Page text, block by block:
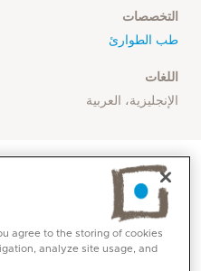
التخصصات
طب الطوارئ
اللغات
الإنجليزية، العربية
agree to the storing of cookies
analyze site usage, and